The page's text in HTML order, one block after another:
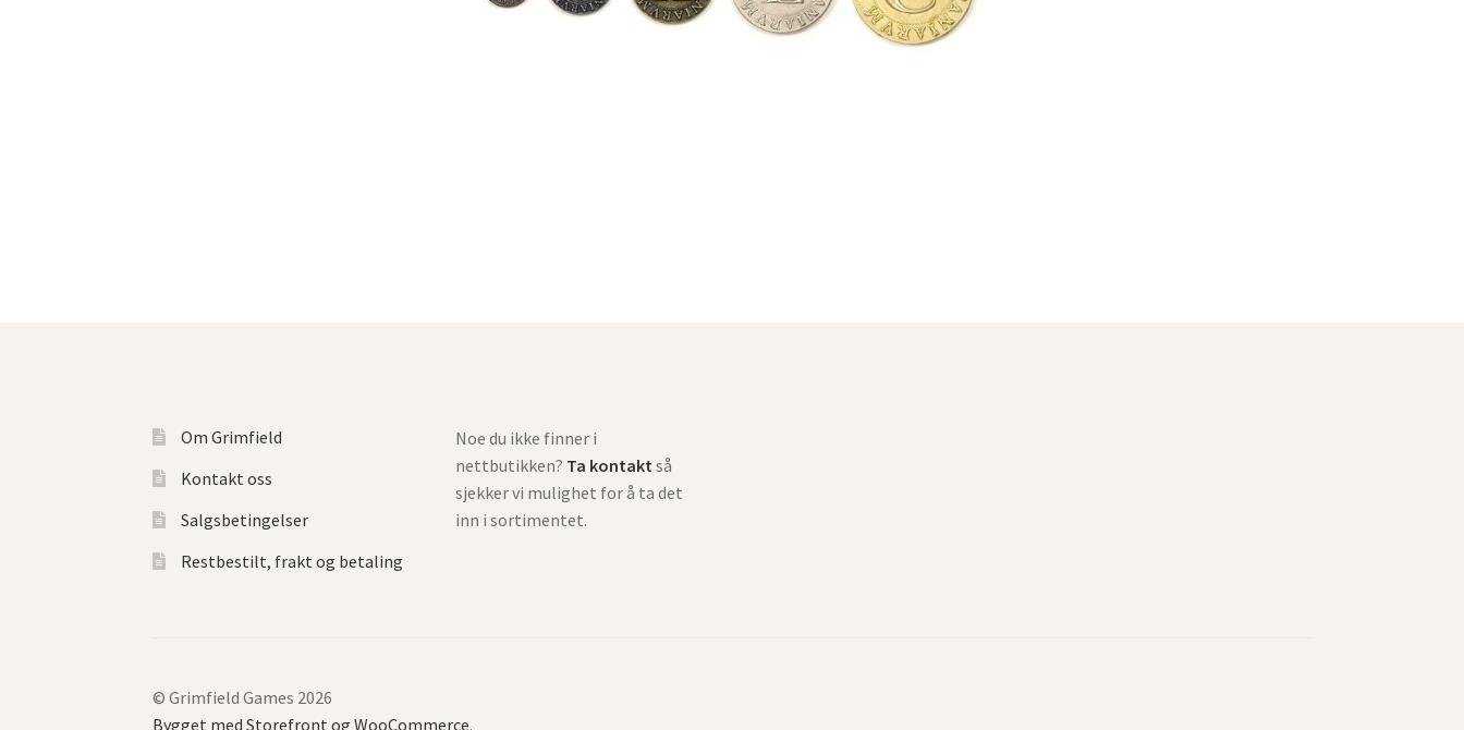
Om Grimfield
Kontakt oss
Salgsbetingelser
Restbestilt, frakt og betaling
Noe du ikke finner i
nettbutikken? Ta kontakt så
sjekker vi mulighet for å ta det
inn i sortimentet.
© Grimfield Games 2026
Bygget med Storefront og WooCommerce.